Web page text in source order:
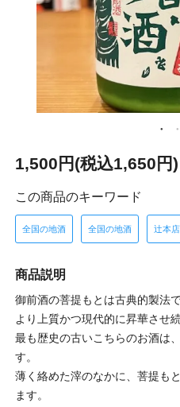
1,500円(税込1,650円)
この商品のキーワード
全国の地酒 全国の地酒 辻本店
商品説明
御前酒の菩提もとは古典的製法
より上質かつ現代的に昇華させ
最も歴史の古いこちらのお酒は
す。
薄く絡めた滓のなかに、菩提も
ます。